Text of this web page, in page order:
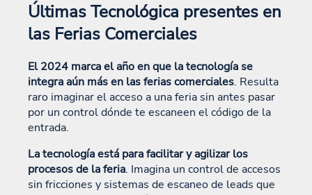
Últimas Tecnológica presentes en
las Ferias Comerciales
El 2024 marca el año en que la tecnología se
integra aún más en las ferias comerciales. Resulta
raro imaginar el acceso a una feria sin antes pasar
por un control dónde te escaneen el código de la
entrada.
La tecnología está para facilitar y agilizar los
procesos de la feria. Imagina un control de accesos
sin fricciones y sistemas de escaneo de leads que